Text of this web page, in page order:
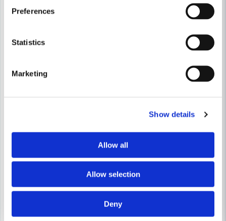
Preferences
Statistics
Marketing
Show details
Allow all
Allow selection
Deny